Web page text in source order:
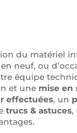
du matériel
neuf, ou
équipe
et une mise en
effectuées, un
trucs & astuces,